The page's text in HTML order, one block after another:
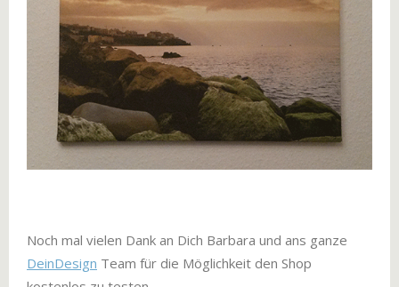
Noch mal vielen Dank an Dich Barbara und ans ganze
DeinDesign Team für die Möglichkeit den Shop